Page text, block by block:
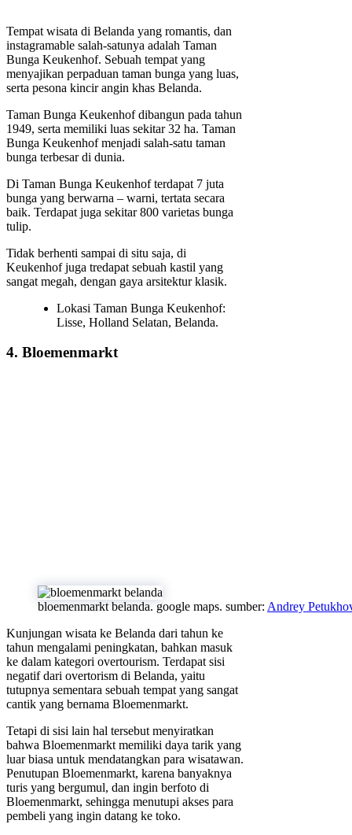
Tempat wisata di Belanda yang romantis, dan
instagramable salah-satunya adalah Taman
Bunga Keukenhof. Sebuah tempat yang
menyajikan perpaduan taman bunga yang luas,
serta pesona kincir angin khas Belanda.
Taman Bunga Keukenhof dibangun pada tahun
1949, serta memiliki luas sekitar 32 ha. Taman
Bunga Keukenhof menjadi salah-satu taman
bunga terbesar di dunia.
Di Taman Bunga Keukenhof terdapat 7 juta
bunga yang berwarna – warni, tertata secara
baik. Terdapat juga sekitar 800 varietas bunga
tulip.
Tidak berhenti sampai di situ saja, di
Keukenhof juga tredapat sebuah kastil yang
sangat megah, dengan gaya arsitektur klasik.
Lokasi Taman Bunga Keukenhof:
Lisse, Holland Selatan, Belanda.
4. Bloemenmarkt
bloemenmarkt belanda. google maps. sumber: Andrey
Kunjungan wisata ke Belanda dari tahun ke
tahun mengalami peningkatan, bahkan masuk
ke dalam kategori overtourism. Terdapat sisi
negatif dari overtorism di Belanda, yaitu
tutupnya sementara sebuah tempat yang sangat
cantik yang bernama Bloemenmarkt.
Tetapi di sisi lain hal tersebut menyiratkan
bahwa Bloemenmarkt memiliki daya tarik yang
luar biasa untuk mendatangkan para wisatawan.
Penutupan Bloemenmarkt, karena banyaknya
turis yang bergumul, dan ingin berfoto di
Bloemenmarkt, sehingga menutupi akses para
pembeli yang ingin datang ke toko.